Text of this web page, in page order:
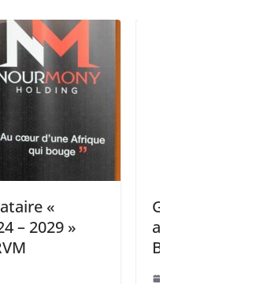
l’État signe un Partenariat
pour l’Exploration du
Sédimentaire